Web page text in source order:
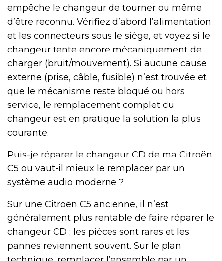
empêche le changeur de tourner ou même
d’être reconnu. Vérifiez d’abord l’alimentation
et les connecteurs sous le siège, et voyez si le
changeur tente encore mécaniquement de
charger (bruit/mouvement). Si aucune cause
externe (prise, câble, fusible) n’est trouvée et
que le mécanisme reste bloqué ou hors
service, le remplacement complet du
changeur est en pratique la solution la plus
courante.
Puis-je réparer le changeur CD de ma Citroën
C5 ou vaut-il mieux le remplacer par un
système audio moderne ?
Sur une Citroën C5 ancienne, il n’est
généralement plus rentable de faire réparer le
changeur CD ; les pièces sont rares et les
pannes reviennent souvent. Sur le plan